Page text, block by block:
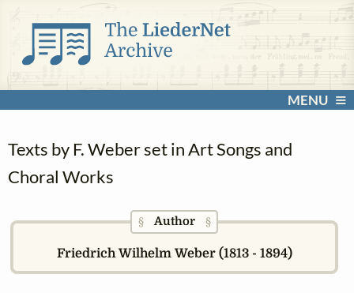
MENU
Texts by F. Weber set in Art Songs and
Choral Works
§ Author§
Friedrich Wilhelm Weber (1813 - 1894)